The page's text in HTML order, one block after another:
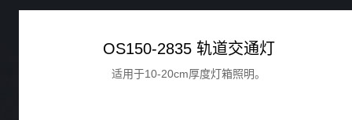
OS150-2835 轨道交通灯
适用于10-20cm厚度灯箱照明。